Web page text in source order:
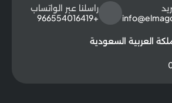
راسلنا عبر الواتساب
+966554016419
العربية السعودية